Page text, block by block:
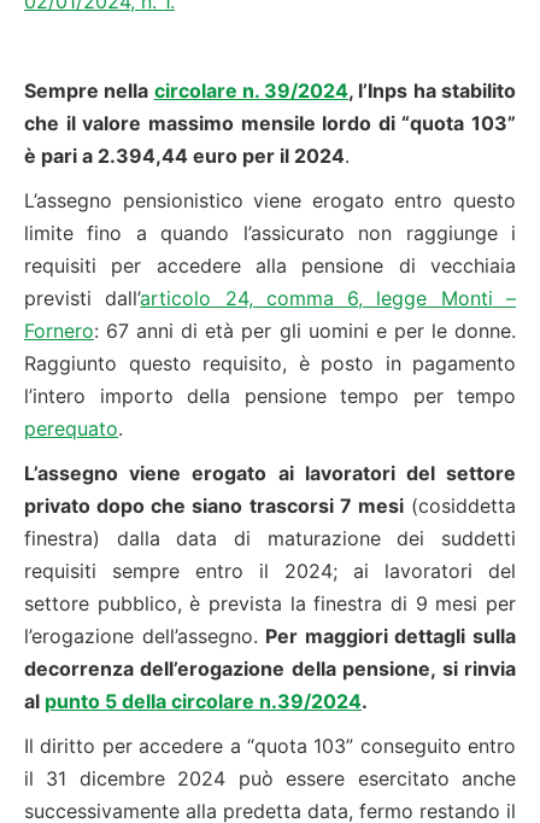
Sempre nella circolare n. 39/2024, l’Inps ha stabilito
che il valore massimo mensile lordo di “quota 103”
è pari a 2.394,44 euro per il 2024.
L’assegno pensionistico viene erogato entro questo
limite fino a quando l’assicurato non raggiunge i
requisiti per accedere alla pensione di vecchiaia
previsti dall’articolo 24, comma 6, legge Monti –
Fornero: 67 anni di età per gli uomini e per le donne.
Raggiunto questo requisito, è posto in pagamento
l’intero importo della pensione tempo per tempo
perequato.
L’assegno viene erogato ai lavoratori del settore
privato dopo che siano trascorsi 7 mesi(cosiddetta
finestra) dalla data di maturazione dei suddetti
requisiti sempre entro il 2024; ai lavoratori del
settore pubblico, è prevista la finestra di 9 mesi per
l’erogazione dell’assegno. Per maggiori dettagli sulla
decorrenza dell’erogazione della pensione, si rinvia
al punto 5 della circolare n.39/2024.
Il diritto per accedere a “quota 103” conseguito entro
il 31 dicembre 2024 può essere esercitato anche
successivamente alla predetta data, fermo restando il